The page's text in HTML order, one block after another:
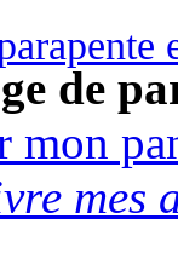
de
mon
mes